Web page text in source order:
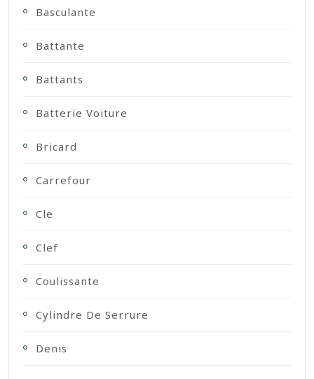
Basculante
Battante
Battants
Batterie Voiture
Bricard
Carrefour
Cle
Clef
Coulissante
Cylindre De Serrure
Denis